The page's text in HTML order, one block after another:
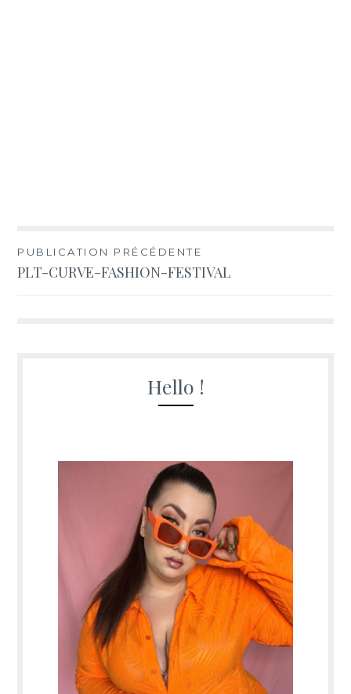
Navigation
de
PUBLICATION PRÉCÉDENTE
PLT-CURVE-FASHION-FESTIVAL
Hello !